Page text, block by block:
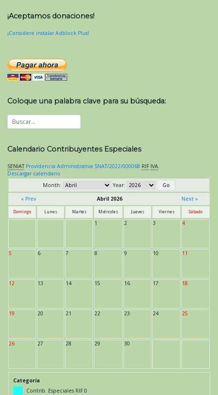
¡Aceptamos donaciones!
¡Considere instalar Adblock Plus!
Coloque una palabra clave para su búsqueda:
Calendario Contribuyentes Especiales
SENIAT Providencia Administrativa SNAT/2022/000068 RIF IVA.
Descargar calendario
Month:
Year:
« Prev
Abril 2026 Next »
Domingo Lunes Martes Miércoles Jueves Viernes Sábado
1 2 3 4
5 6 7 8 9 10 11
12 13 14 15 16 17 18
19 20 21 22 23 24 25
26 27 28 29 30
Categoría
Contrib. Especiales RIF 0